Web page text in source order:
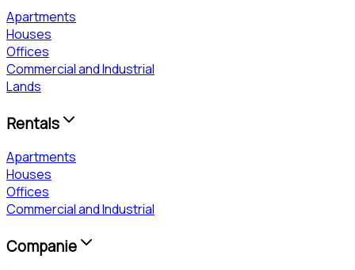
Apartments
Houses
Offices
Commercial and Industrial
Lands
Rentals
Apartments
Houses
Offices
Commercial and Industrial
Companie